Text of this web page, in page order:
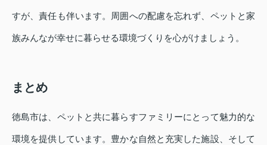
すが、責任も伴います。周囲への配慮を忘れず、ペットと家
族みんなが幸せに暮らせる環境づくりを心がけましょう。
まとめ
徳島市は、ペットと共に暮らすファミリーにとって魅力的な
環境を提供しています。豊かな自然と充実した施設、そして